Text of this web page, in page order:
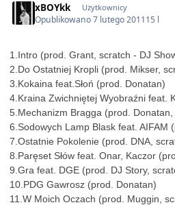
xBOYkk Użytkownicy
Opublikowano7 lutego 201115 l
1.Intro (prod. Grant, scratch - DJ
2.Do Ostatniej Kropli (prod. Mikser,
3.Kokaina feat.Słoń (prod. Donatan)
4.Kraina Zwichniętej Wyobraźni feat.
5.Mechanizm Bragga (prod.
6.Sodowych Lamp Blask feat. AIFAM
7.Ostatnie Pokolenie (prod. DNA,
8.Paręset Słów feat. Onar, Kaczor
9.Gra feat. DGE (prod. DJ Story,
10.PDG Gawrosz (prod. Donatan)
11.W Moich Oczach (prod. Muggin,